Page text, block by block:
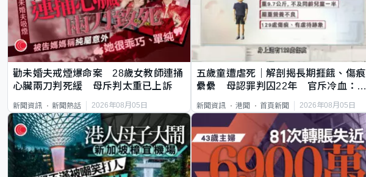
勸未婚夫戒煙爆命案 28歲女教師連捅
心臟兩刀判死緩 母斥判太重已上訴
新聞資訊 新聞熱話 2026年08月05日
五歲童遭虐死｜解剖揭長期捱餓、傷痕
纍纍 母認罪判囚22年 官斥冷血：同
新聞資訊 港聞 首頁新聞 2026年08月05日